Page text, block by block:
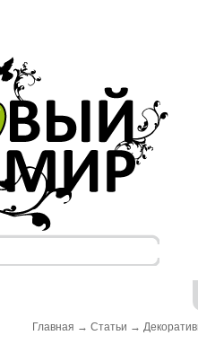
Главная → Статьи →